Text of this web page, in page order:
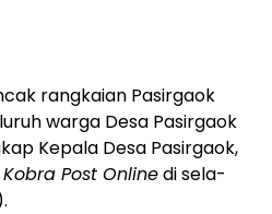
rangkaian Pasirgaok
warga Desa Pasirgaok
Kepala Desa Pasirgaok,
Kobra Post Onlinedi sela-